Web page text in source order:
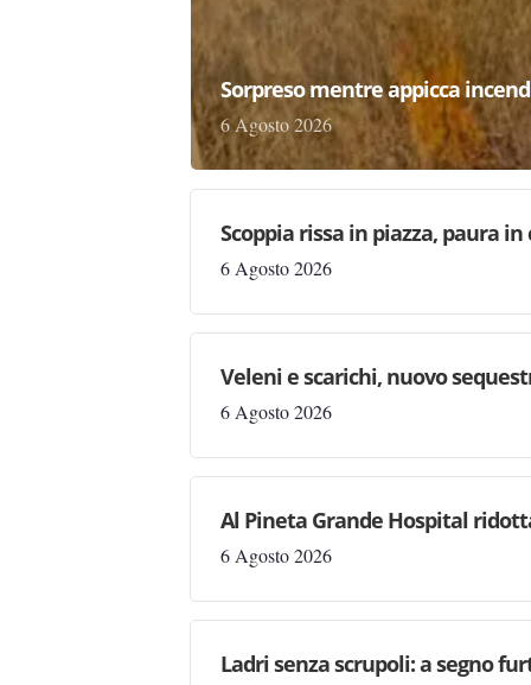
Sorpreso mentre appicca
6 Agosto 2026
Scoppia rissa in piazza, paura
6 Agosto 2026
Veleni e scarichi, nuovo
6 Agosto 2026
Al Pineta Grande Hospital
6 Agosto 2026
Ladri senza scrupoli: a segno